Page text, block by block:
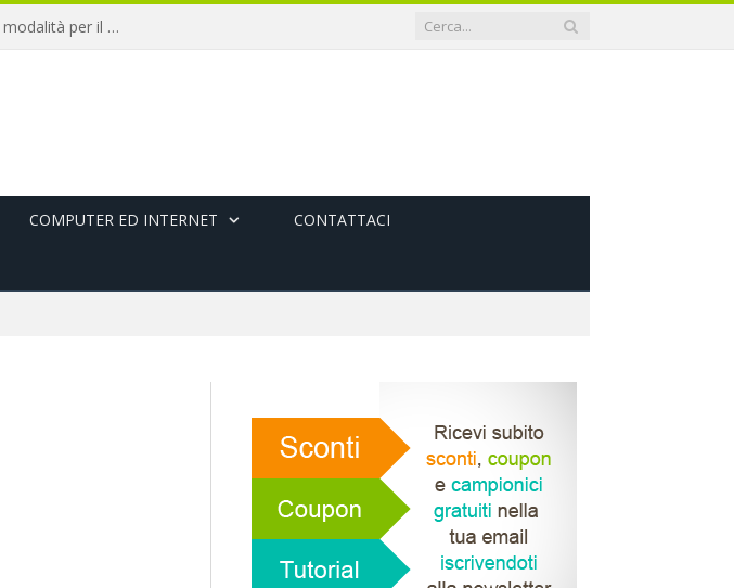
Diritto di recesso negli acquisti online: tempistiche e modalità per il rimborso
COMPUTER ED INTERNET CONTATTACI